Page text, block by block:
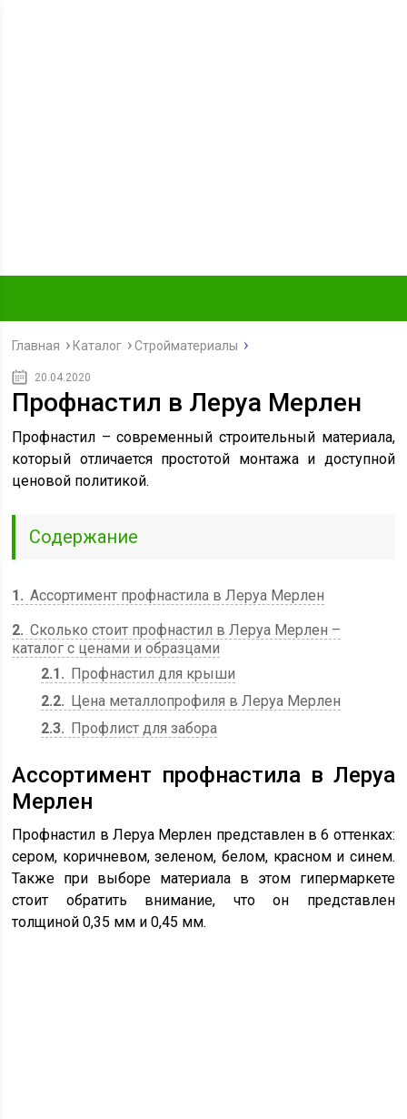
Главная Каталог Стройматериалы
20.04.2020
Профнастил в Леруа Мерлен
Профнастил – современный строительный материала,
который отличается простотой монтажа и доступной
ценовой политикой.
Содержание
1
Ассортимент профнастила в Леруа Мерлен
2 Сколько стоит профнастил в Леруа Мерлен –
каталог с ценами и образцами
2.1
Профнастил для крыши
2.2
Цена металлопрофиля в Леруа Мерлен
2.3
Профлист для забора
Ассортимент профнастила в Леруа
Мерлен
Профнастил в Леруа Мерлен представлен в 6 оттенках:
сером, коричневом, зеленом, белом, красном и синем.
Также при выборе материала в этом гипермаркете
стоит обратить внимание, что он представлен
толщиной 0,35 мм и 0,45 мм.